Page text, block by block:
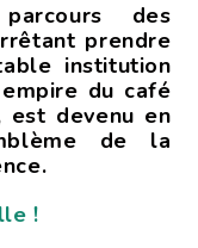
des
prendre
institution
du café
est devenu en
de la
!